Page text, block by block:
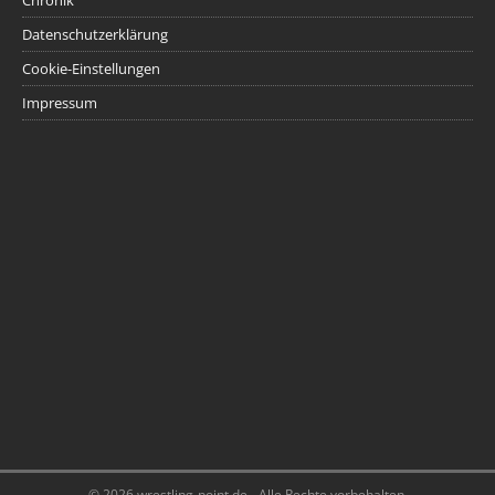
Datenschutzerklärung
Cookie-Einstellungen
Impressum